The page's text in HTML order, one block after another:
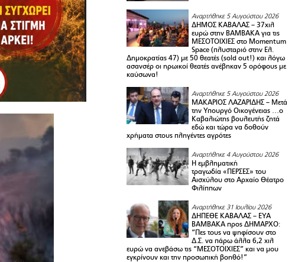
Αναρτήθηκε 5 Αυγούστου 2026
ΔΗΜΟΣ ΚΑΒΑΛΑΣ – 37χιλ
ευρώ στην ΒΑΜΒΑΚΑ για τις
ΜΕΣΟΤΟΙΧΙΕΣ στο Momentum
Space (πλυσταριό στην Ελ.
Δημοκρατίας 47) με 50 θεατές (sold out!) και λόγω
ασανσέρ οι ηρωικοί θεατές ανέβηκαν 5 ορόφους με
καύσωνα!
Αναρτήθηκε 5 Αυγούστου 2026
ΜΑΚΑΡΙΟΣ ΛΑΖΑΡΙΔΗΣ – Μετά
την Υπουργό Οικογένειας …ο
Καβαλιώτης βουλευτής ζητά
εδώ και τώρα να δοθούν
χρήματα στους πληγέντες αγρότες
Αναρτήθηκε 4 Αυγούστου 2026
Η εμβληματική
τραγωδία «ΠΕΡΣΕΣ» του
Αισχύλου στο Αρχαίο Θέατρο
Φιλίππων
Αναρτήθηκε 31 Ιουλίου 2026
ΔΗΠΕΘΕ ΚΑΒΑΛΑΣ – ΕΥΑ
ΒΑΜΒΑΚΑ προς ΔΗΜΑΡΧΟ:
“Πες τους να ψηφίσουν στο
Δ.Σ. να πάρω άλλα 6,2 χιλ
ευρώ να ανεβάσω τις “ΜΕΣΟΤΟΙΧΙΕΣ” και να μου
εγκρίνουν και την προσωπική βοηθό!”